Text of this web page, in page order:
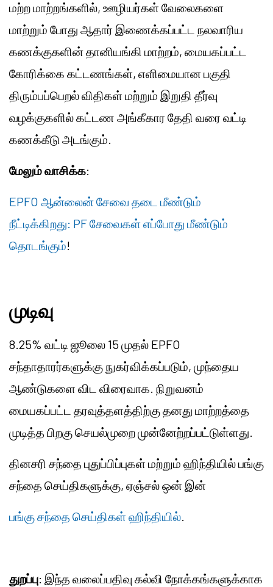
மற்ற மாற்றங்களில், ஊழியர்கள் வேலைகளை
மாற்றும் போது ஆதார் இணைக்கப்பட்ட நலவாரிய
கணக்குகளின் தானியங்கி மாற்றம், மையகப்பட்ட
கோரிக்கை கட்டணங்கள், எளிமையான பகுதி
திரும்பப்பெறல் விதிகள் மற்றும் இறுதி தீர்வு
வழக்குகளில் கட்டண அங்கீகார தேதி வரை வட்டி
கணக்கீடு அடங்கும்.
மேலும் வாசிக்க:
EPFO ஆன்லைன் சேவை தடை மீண்டும்
நீட்டிக்கிறது: PF சேவைகள் எப்போது மீண்டும்
தொடங்கும்!
முடிவு
8.25% வட்டி ஜூலை 15 முதல் EPFO
சந்தாதாரர்களுக்கு நுகர்விக்கப்படும், முந்தைய
ஆண்டுகளை விட விரைவாக. நிறுவனம்
மையகப்பட்ட தரவுத்தளத்திற்கு தனது மாற்றத்தை
முடித்த பிறகு செயல்முறை முன்னேற்றப்பட்டுள்ளது.
தினசரி சந்தை புதுப்பிப்புகள் மற்றும் ஹிந்தியில் பங்கு
சந்தை செய்திகளுக்கு, ஏஞ்சல் ஒன் இன்
பங்கு சந்தை செய்திகள் ஹிந்தியில்.
துறப்பு: இந்த வலைப்பதிவு கல்வி நோக்கங்களுக்காக